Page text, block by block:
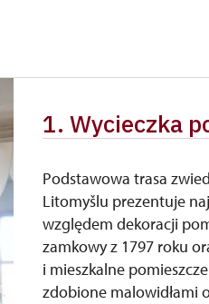
1. Wycieczka
Podstawowa trasa
Litomyšlu prezentuje
względem dekoracji
zamkowy z 1797 roku
i mieszkalne
zdobione malowidłami